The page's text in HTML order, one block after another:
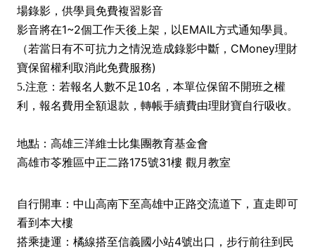
場錄影，供學員免費複習影音
影音將在1~2個工作天後上架，以EMAIL方式通知學員。
（若當日有不可抗力之情況造成錄影中斷，CMoney理財
寶保留權利取消此免費服務)
5.注意： 若報名人數不足10名，本單位保留不開班之權
利，報名費用全額退款，轉帳手續費由理財寶自行吸收。
地點：高雄三洋維士比集團教育基金會
高雄市苓雅區中正二路175號31樓 觀月教室
自行開車：中山高南下至高雄中正路交流道下，直走即可
看到本大樓
搭乘捷運：橘線搭至信義國小站4號出口，步行前往到民